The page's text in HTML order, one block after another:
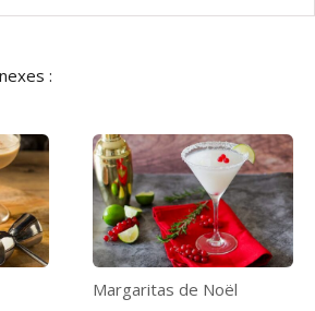
:
Margaritas de Noël